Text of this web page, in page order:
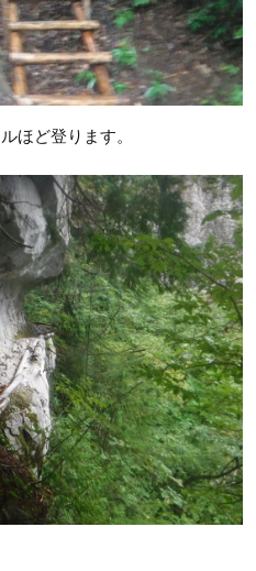
ほど登ります。